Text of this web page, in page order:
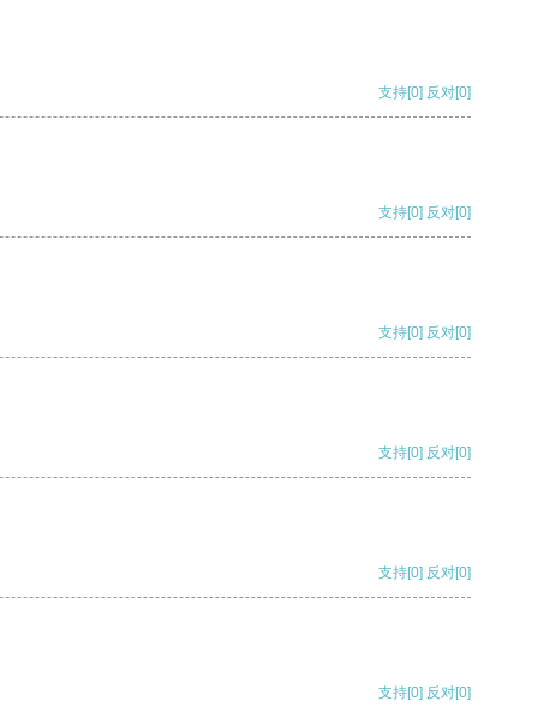
支持[0] 反对[0]
支持[0] 反对[0]
支持[0] 反对[0]
支持[0] 反对[0]
支持[0] 反对[0]
支持[0] 反对[0]